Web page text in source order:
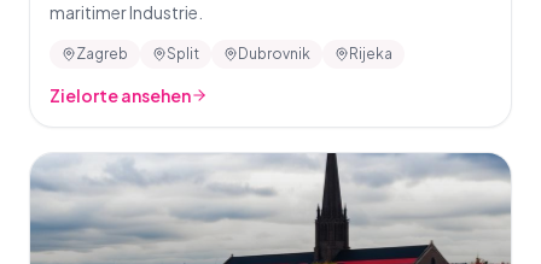
maritimer Industrie.
Zagreb Split Dubrovnik Rijeka
Zielorte ansehen